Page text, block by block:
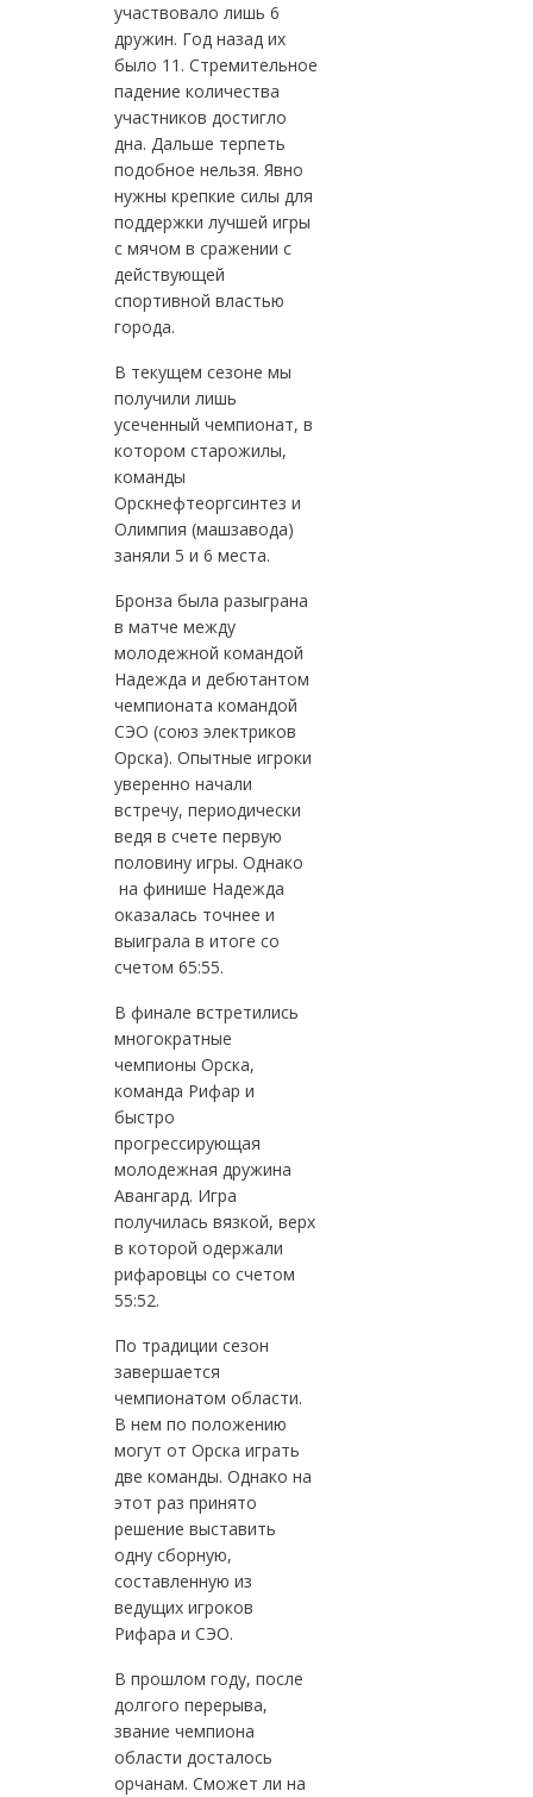
участвовало лишь 6
дружин. Год назад их
было 11. Стремительное
падение количества
участников достигло
дна. Дальше терпеть
подобное нельзя. Явно
нужны крепкие силы для
поддержки лучшей игры
с мячом в сражении с
действующей
спортивной властью
города.
В текущем сезоне мы
получили лишь
усеченный чемпионат, в
котором старожилы,
команды
Орскнефтеоргсинтез и
Олимпия (машзавода)
заняли 5 и 6 места.
Бронза была разыграна
в матче между
молодежной командой
Надежда и дебютантом
чемпионата командой
СЭО (союз электриков
Орска). Опытные игроки
уверенно начали
встречу, периодически
ведя в счете первую
половину игры. Однако
на финише Надежда
оказалась точнее и
выиграла в итоге со
счетом 65:55.
В финале встретились
многократные
чемпионы Орска,
команда Рифар и
быстро
прогрессирующая
молодежная дружина
Авангард. Игра
получилась вязкой, верх
в которой одержали
рифаровцы со счетом
55:52.
По традиции сезон
завершается
чемпионатом области.
В нем по положению
могут от Орска играть
две команды. Однако на
этот раз принято
решение выставить
одну сборную,
составленную из
ведущих игроков
Рифара и СЭО.
В прошлом году, после
долгого перерыва,
звание чемпиона
области досталось
орчанам. Сможет ли на